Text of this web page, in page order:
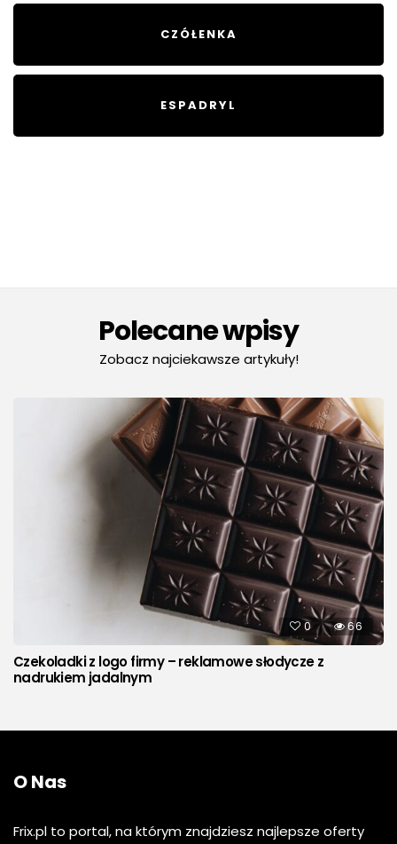
CZÓŁENKA
ESPADRYL
Polecane wpisy
Zobacz najciekawsze artykuły!
0 66
Czekoladki z logo firmy – reklamowe słodycze z
nadrukiem jadalnym
O Nas
Frix.pl to portal, na którym znajdziesz najlepsze oferty